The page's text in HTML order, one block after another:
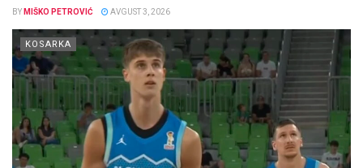
BY MIŠKO PETROVIĆ AVGUST 3, 2026
KOSARKA